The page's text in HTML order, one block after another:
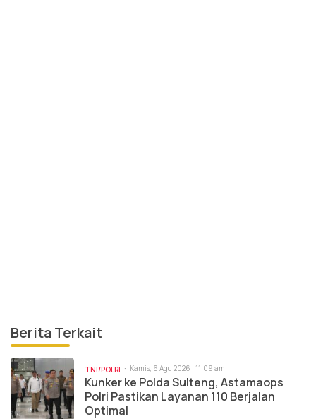
Berita Terkait
TNI/POLRI Kamis, 6 Agu 2026 | 11:09 am
Kunker ke Polda Sulteng, Astamaops
Polri Pastikan Layanan 110 Berjalan
Optimal